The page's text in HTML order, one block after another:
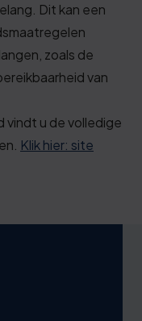
Dit kan een
zoals de
van
vindt u de volledige
Klik hier: site